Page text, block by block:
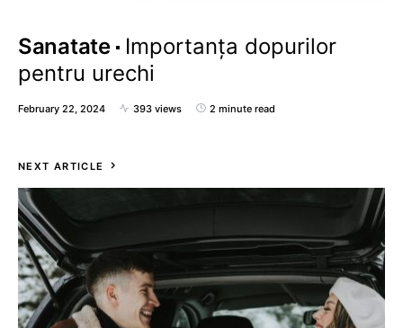
Sanatate
Importanța dopurilor
pentru urechi
February 22, 2024 393 views 2 minute read
NEXT ARTICLE